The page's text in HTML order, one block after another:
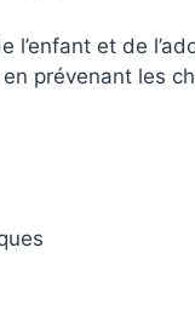
l’enfant et de
prévenant les